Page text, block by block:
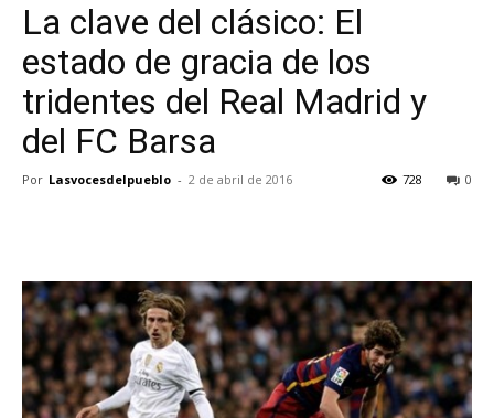
La clave del clásico: El
estado de gracia de los
tridentes del Real Madrid y
del FC Barsa
Por Lasvocesdelpueblo - 2 de abril de 2016 0
728